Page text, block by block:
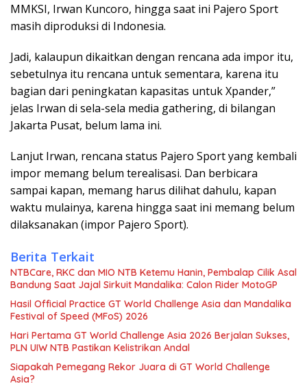
MMKSI, Irwan Kuncoro, hingga saat ini Pajero Sport
masih diproduksi di Indonesia.
Jadi, kalaupun dikaitkan dengan rencana ada impor itu,
sebetulnya itu rencana untuk sementara, karena itu
bagian dari peningkatan kapasitas untuk Xpander,”
jelas Irwan di sela-sela media gathering, di bilangan
Jakarta Pusat, belum lama ini.
Lanjut Irwan, rencana status Pajero Sport yang kembali
impor memang belum terealisasi. Dan berbicara
sampai kapan, memang harus dilihat dahulu, kapan
waktu mulainya, karena hingga saat ini memang belum
dilaksanakan (impor Pajero Sport).
Berita Terkait
NTBCare, RKC dan MIO NTB Ketemu Hanin, Pembalap Cilik Asal
Bandung Saat Jajal Sirkuit Mandalika: Calon Rider MotoGP
Hasil Official Practice GT World Challenge Asia dan Mandalika
Festival of Speed (MFoS) 2026
Hari Pertama GT World Challenge Asia 2026 Berjalan Sukses,
PLN UIW NTB Pastikan Kelistrikan Andal
Siapakah Pemegang Rekor Juara di GT World Challenge
Asia?